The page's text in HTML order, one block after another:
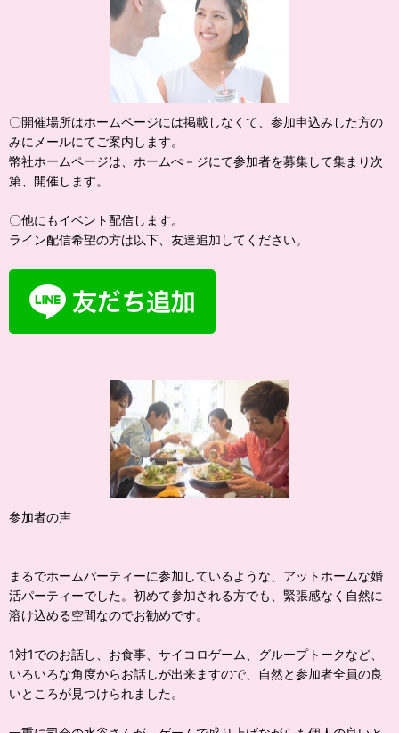
〇開催場所はホームページには掲載しなくて、参加申込みした方の
みにメールにてご案内します。
幣社ホームページは、ホームぺ－ジにて参加者を募集して集まり次
第、開催します。
〇他にもイベント配信します。
ライン配信希望の方は以下、友達追加してください。
参加者の声
まるでホームパーティーに参加しているような、アットホームな婚
活パーティーでした。初めて参加される方でも、緊張感なく自然に
溶け込める空間なのでお勧めです。
1対1でのお話し、お食事、サイコロゲーム、グループトークなど、
いろいろな角度からお話しが出来ますので、自然と参加者全員の良
いところが見つけられました。